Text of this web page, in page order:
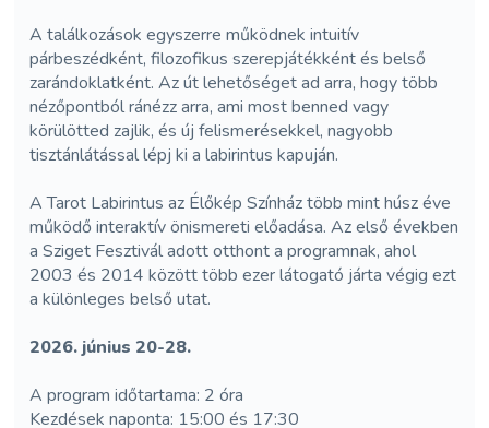
A találkozások egyszerre működnek intuitív
párbeszédként, filozofikus szerepjátékként és belső
zarándoklatként. Az út lehetőséget ad arra, hogy több
nézőpontból ránézz arra, ami most benned vagy
körülötted zajlik, és új felismerésekkel, nagyobb
tisztánlátással lépj ki a labirintus kapuján.
A Tarot Labirintus az Élőkép Színház több mint húsz éve
működő interaktív önismereti előadása. Az első években
a Sziget Fesztivál adott otthont a programnak, ahol
2003 és 2014 között több ezer látogató járta végig ezt
a különleges belső utat.
2026. június 20-28.
A program időtartama: 2 óra
Kezdések naponta: 15:00 és 17:30